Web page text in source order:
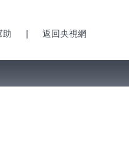
助 | 返回央視網